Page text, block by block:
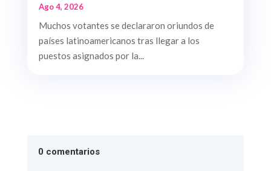
Ago 4, 2026
Muchos votantes se declararon oriundos de
países latinoamericanos tras llegar a los
puestos asignados por la...
0 comentarios